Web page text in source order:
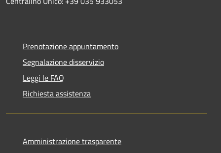
Prenotazione appuntamento
Segnalazione disservizio
Leggi le FAQ
Richiesta assistenza
Amministrazione trasparente